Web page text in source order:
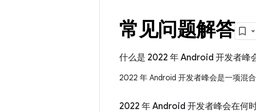
常见问题解答
什么是 2022 年 Android 开发者峰
2022 年 Android 开发者峰会是一项混
2022 年 Android 开发者峰会在何